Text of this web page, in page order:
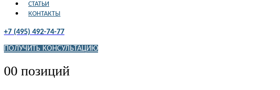
СТАТЬИ
КОНТАКТЫ
+7 (495) 492-74-77
ПОЛУЧИТЬ КОНСУЛЬТАЦИЮ
00 позиций